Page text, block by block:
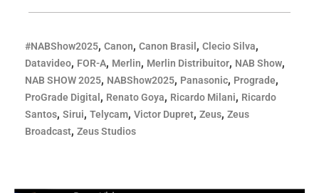
#NABShow2025, Canon, Canon Brasil , Clecio Silva,
Datavideo, FOR-A, Merlin, Merlin Distribuitor, NAB Show,
NAB SHOW 2025, NABShow2025, Panasonic, Prograde,
ProGrade Digital , Renato Goya, Ricardo Milani, Ricardo
Santos, Sirui, Telycam, Victor Dupret, Zeus, Zeus
Broadcast, Zeus Studios